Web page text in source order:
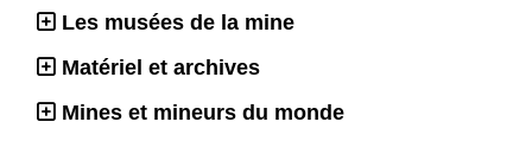
Les musées de la mine
Matériel et archives
Mines et mineurs du monde